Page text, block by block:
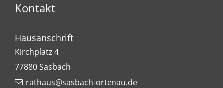
Kontakt
Hausanschrift
Kirchplatz 4
77880Sasbach
rathaus@sasbach-ortenau.de